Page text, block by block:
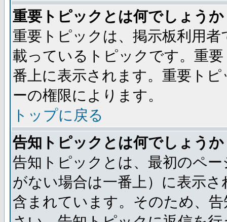
重要トピックとは何でしょうか
重要トピックは、掲示板利用
載っているトピックです。重
番上に表示されます。重要ト
ーの権限によります。
トップに戻る
告知トピックとは何でしょうか
告知トピックとは、最初のペ
がない場合は一番上）に表示
含まれています。そのため、